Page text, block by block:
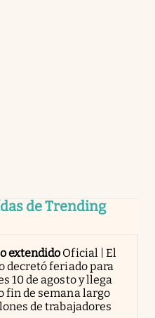
de Trending
extendido Oficial | El
decretó feriado para
10 de agosto y llega
fin de semana largo
de trabajadores